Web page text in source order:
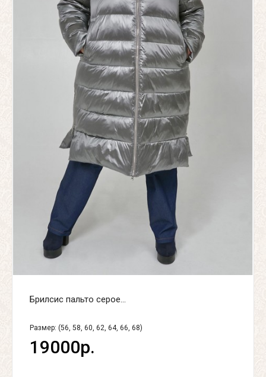
Брилсис пальто серое...
Размер: (56, 58, 60, 62, 64, 66, 68)
19000р.